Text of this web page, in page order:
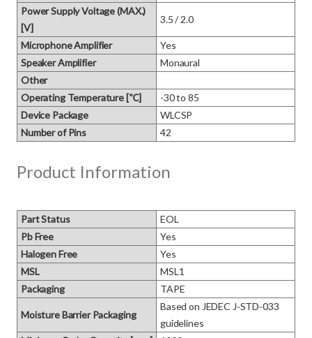
Power Supply Voltage (MAX.)
[V]
3.5 / 2.0
Microphone Amplifier
Yes
Speaker Amplifier
Monaural
Other
Operating Temperature [℃]
-30 to 85
Device Package
WLCSP
Number of Pins
42
Product Information
Part Status
EOL
Pb Free
Yes
Halogen Free
Yes
MSL
MSL1
Packaging
TAPE
Moisture Barrier Packaging
Based on JEDEC J‑STD‑033
guidelines